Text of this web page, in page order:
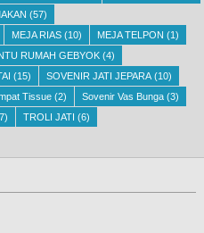
(57)
MEJA RIAS (10) MEJA TELPON (1)
RUMAH GEBYOK (4)
(15) SOVENIR JATI JEPARA (10)
Tissue (2) Sovenir Vas Bunga (3)
TROLI JATI (6)